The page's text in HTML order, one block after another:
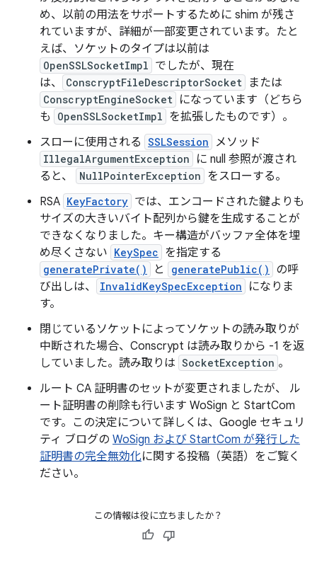
め、以前の用法をサポートするために shim が残さ
れていますが、詳細が一部変更されています。たと
えば、ソケットのタイプは以前は
OpenSSLSocketImpl でしたが、現在
は、
ConscryptFileDescriptorSocket または
ConscryptEngineSocket になっています（どちら
も
OpenSSLSocketImpl を拡張したものです）。
スローに使用される SSLSession メソッド
IllegalArgumentException
に null 参照が渡され
ると、
NullPointerException をスローする。
RSA KeyFactory では、エンコードされた鍵よりも
サイズの大きいバイト配列から鍵を生成することが
できなくなりました。キー構造がバッファ全体を埋
め尽くさない KeySpec を指定する
generatePrivate() と generatePublic()
の呼
び出しは、
InvalidKeySpecException
になりま
す。
閉じているソケットによってソケットの読み取りが
中断された場合、Conscrypt は読み取りから -1 を返
していました。読み取りは SocketException 。
ルート CA 証明書のセットが変更されましたが、 ル
ート証明書の削除も行います WoSign と StartCom
です。この決定について詳しくは、Google セキュリ
ティ ブログの WoSign および StartCom が発行した
証明書の完全無効化に関する投稿（英語）をご覧く
ださい。
この情報は役に立ちましたか？